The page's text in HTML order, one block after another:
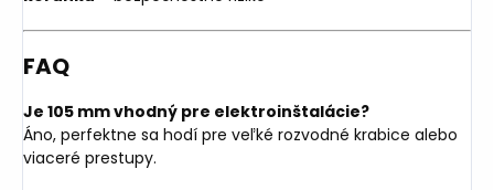
FAQ
Je 105 mm vhodný pre elektroinštalácie?
Áno, perfektne sa hodí pre veľké rozvodné krabice alebo
viaceré prestupy.